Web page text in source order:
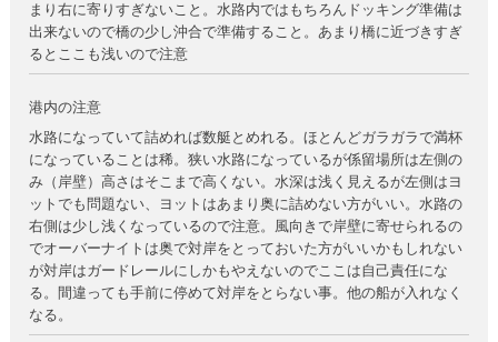
まり右に寄りすぎないこと。水路内ではもちろんドッキング準備は
出来ないので橋の少し沖合で準備すること。あまり橋に近づきすぎ
るとここも浅いので注意
港内の注意
水路になっていて詰めれば数艇とめれる。ほとんどガラガラで満杯
になっていることは稀。狭い水路になっているが係留場所は左側の
み（岸壁）高さはそこまで高くない。水深は浅く見えるが左側はヨ
ットでも問題ない、ヨットはあまり奥に詰めない方がいい。水路の
右側は少し浅くなっているので注意。風向きで岸壁に寄せられるの
でオーバーナイトは奥で対岸をとっておいた方がいいかもしれない
が対岸はガードレールにしかもやえないのでここは自己責任にな
る。間違っても手前に停めて対岸をとらない事。他の船が入れなく
なる。